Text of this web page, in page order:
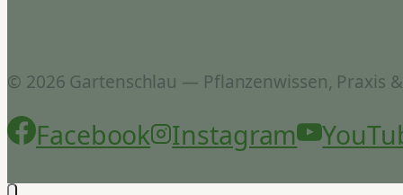
© 2026 Gartenschlau — Pflanzenwissen, Praxis
Facebook Instagram